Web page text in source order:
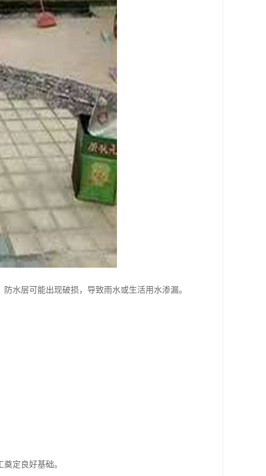
水层可能出现破损，导致雨水或生活用水渗漏。
定良好基础。